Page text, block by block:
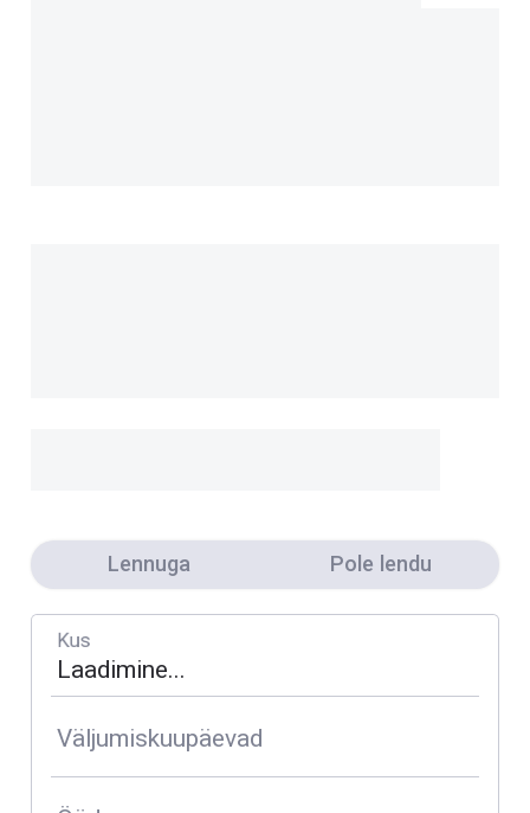
Lennuga Pole lendu
Kus
Väljumiskuupäevad